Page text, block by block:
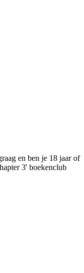
en ben je 18 jaar of
3' boekenclub